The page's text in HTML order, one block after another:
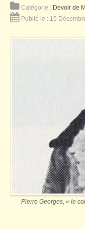
Catégorie : Devoir de
Publié le : 15
Pierre Georges, « le